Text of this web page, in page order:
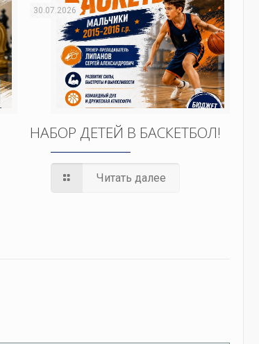
30.07.2026
НАБОР ДЕТЕЙ В БАСКЕТБОЛ!
Читать далее